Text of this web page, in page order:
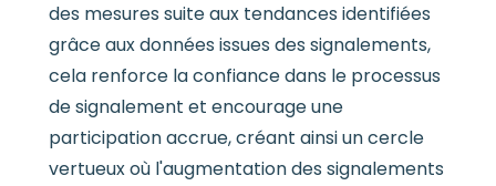
des mesures suite aux tendances identifiées
grâce aux données issues des signalements,
cela renforce la confiance dans le processus
de signalement et encourage une
participation accrue, créant ainsi un cercle
vertueux où l'augmentation des signalements